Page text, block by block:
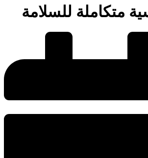
متكاملة للسلامة